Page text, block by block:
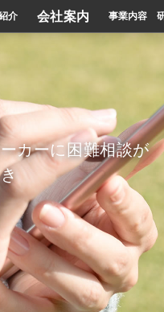
介 会社案内 事業内容
カーに困難相談が